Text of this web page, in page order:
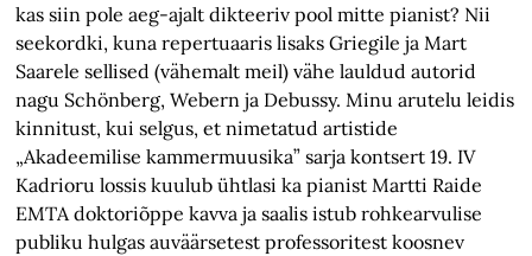
kas siin pole aeg-ajalt dikteeriv pool mitte pianist? Nii
seekordki, kuna repertuaaris lisaks Griegile ja Mart
Saarele sellised (vähemalt meil) vähe lauldud autorid
nagu Schönberg, Webern ja Debussy. Minu arutelu leidis
kinnitust, kui selgus, et nimetatud artistide
„Akadeemilise kammermuusika” sarja kontsert 19. IV
Kadrioru lossis kuulub ühtlasi ka pianist Martti Raide
EMTA doktoriõppe kavva ja saalis istub rohkearvulise
publiku hulgas auväärsetest professoritest koosnev